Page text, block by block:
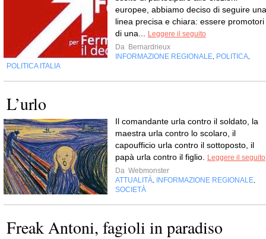
europee, abbiamo deciso di seguire una
linea precisa e chiara: essere promotori
di una...
Leggere il seguito
Da Bernardrieux
INFORMAZIONE REGIONALE POLITICA
POLITICA ITALIA
L’urlo
Il comandante urla contro il soldato, la
maestra urla contro lo scolaro, il
capoufficio urla contro il sottoposto, il
papà urla contro il figlio.
Leggere il seguito
Da Webmonster
ATTUALITÀ
INFORMAZIONE REGIONALE
SOCIETÀ
Freak Antoni, fagioli in paradiso